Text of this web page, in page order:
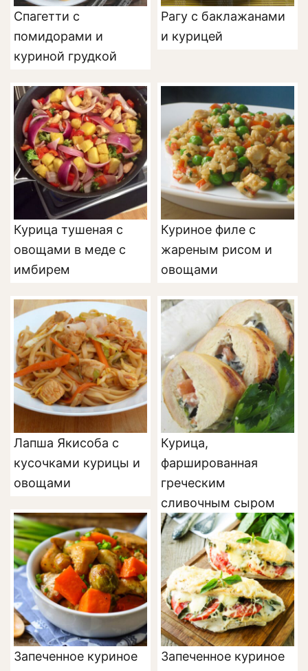
Спагетти с
помидорами и
куриной грудкой
Рагу с баклажанами
и курицей
Курица тушеная с
овощами в меде с
имбирем
Куриное филе с
жареным рисом и
овощами
Лапша Якисоба с
кусочками курицы и
овощами
Курица,
фаршированная
греческим
сливочным сыром
Запеченное куриное
Запеченное куриное